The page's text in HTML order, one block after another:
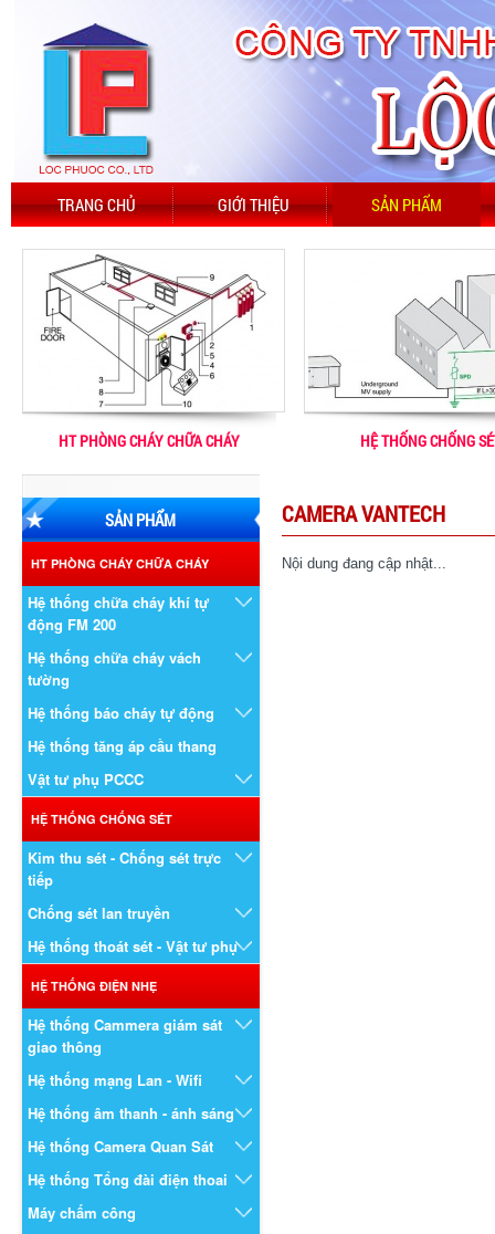
TRANG CHỦ GIỚI THIỆU SẢN PHẨM
HT PHÒNG CHÁY CHỮA CHÁY HỆ THỐNG CHỐNG
SẢN PHẨM
HT PHÒNG CHÁY CHỮA CHÁY
Hệ thống chữa cháy khí tự
động FM 200
Hệ thống chữa cháy vách
tường
Hệ thống báo cháy tự động
Hệ thống tăng áp cầu thang
Vật tư phụ PCCC
HỆ THỐNG CHỐNG SÉT
Kim thu sét - Chống sét trực
tiếp
Chống sét lan truyền
Hệ thống thoát sét - Vật tư phụ
HỆ THỐNG ĐIỆN NHẸ
Hệ thống Cammera giám sát
giao thông
Hệ thống mạng Lan - Wifi
Hệ thống âm thanh - ánh sáng
Hệ thống Camera Quan Sát
Hệ thống Tổng đài điện thoai
Máy chấm công
CAMERA VANTECH
Nội dung đang cập nhật...